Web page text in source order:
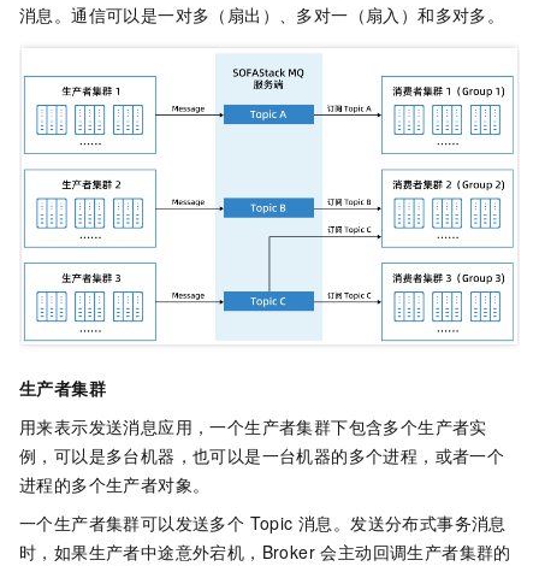
消息。通信可以是一对多（扇出）、多对一（扇入）和多对多。
生产者集群
用来表示发送消息应用，一个生产者集群下包含多个生产者实
例，可以是多台机器，也可以是一台机器的多个进程，或者一个
进程的多个生产者对象。
一个生产者集群可以发送多个 Topic 消息。发送分布式事务消息
时，如果生产者中途意外宕机，Broker 会主动回调生产者集群的